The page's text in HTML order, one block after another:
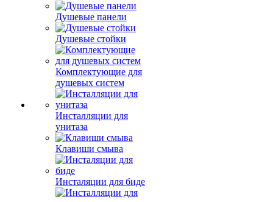
Душевые панели
Душевые стойки
Комплектующие для
душевых систем
Инсталляции для
унитаза
Клавиши смыва
Инсталяции для биде